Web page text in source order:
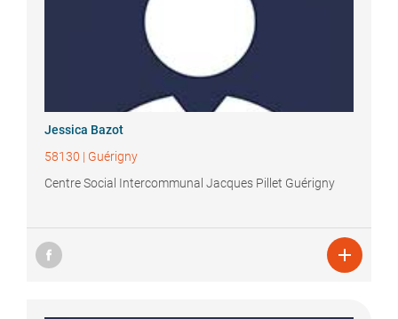
Jessica Bazot
58130 | Guérigny
Centre Social Intercommunal Jacques Pillet Guérigny
